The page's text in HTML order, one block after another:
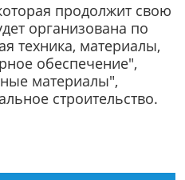
продолжит свою
организована по
техника, материалы,
обеспечение",
материалы",
строительство.